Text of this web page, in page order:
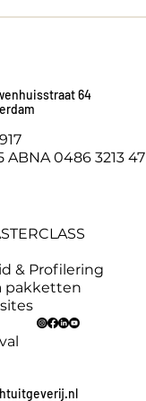
64
ABNA 0486 3213 47
& Profilering
pakketten